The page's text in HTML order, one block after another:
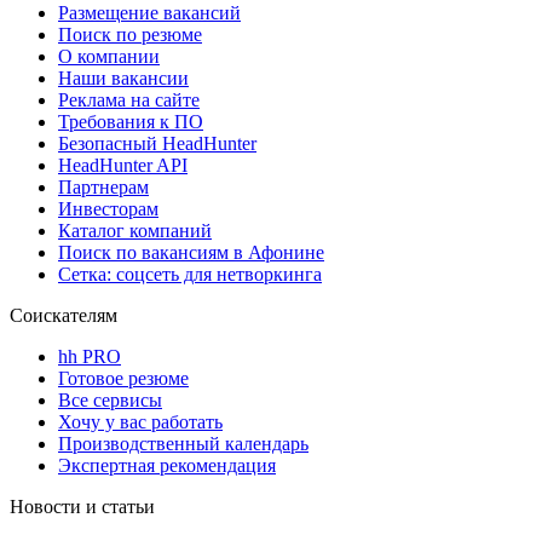
Размещение вакансий
Поиск по резюме
О компании
Наши вакансии
Реклама на сайте
Требования к ПО
Безопасный HeadHunter
HeadHunter API
Партнерам
Инвесторам
Каталог компаний
Поиск по вакансиям в Афонине
Сетка: соцсеть для нетворкинга
Соискателям
hh PRO
Готовое резюме
Все сервисы
Хочу у вас работать
Производственный календарь
Экспертная рекомендация
Новости и статьи